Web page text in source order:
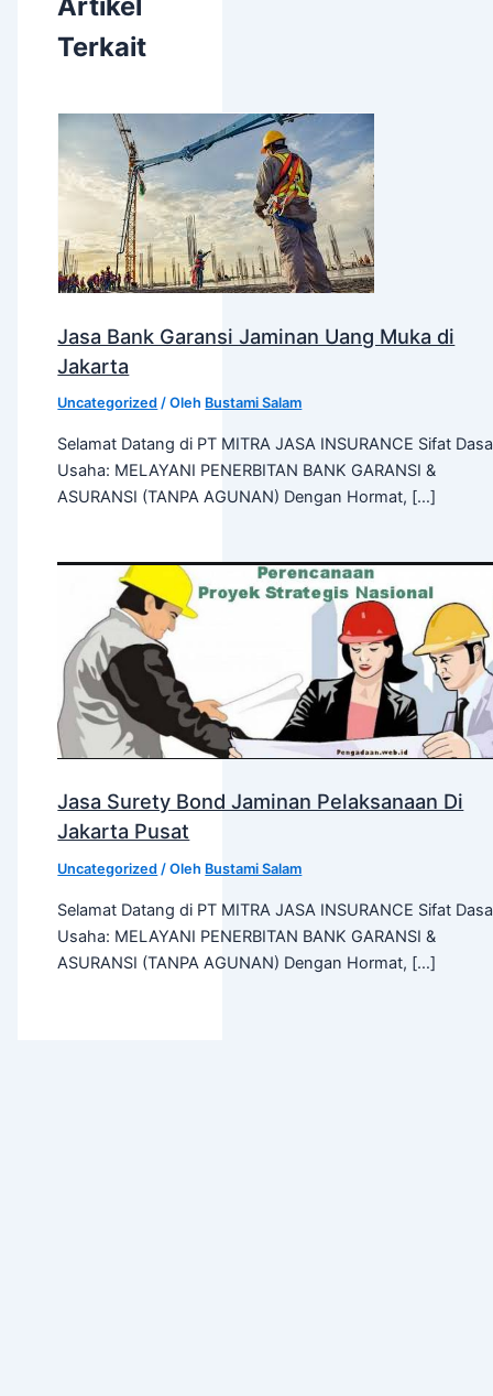
Terkait
Jasa Bank Garansi Jaminan Uang Muka di
Jakarta
Uncategorized / Oleh Bustami Salam
Selamat Datang di PT MITRA JASA INSURANCE Sifat
Usaha: MELAYANI PENERBITAN BANK GARANSI &
ASURANSI (TANPA AGUNAN) Dengan Hormat, […]
Jasa Surety Bond Jaminan Pelaksanaan Di
Jakarta Pusat
Uncategorized / Oleh Bustami Salam
Selamat Datang di PT MITRA JASA INSURANCE Sifat
Usaha: MELAYANI PENERBITAN BANK GARANSI &
ASURANSI (TANPA AGUNAN) Dengan Hormat, […]